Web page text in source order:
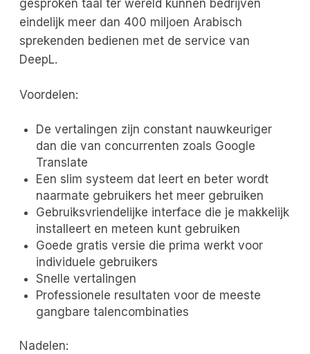
gesproken taal ter wereld kunnen bedrijven
eindelijk meer dan 400 miljoen Arabisch
sprekenden bedienen met de service van
DeepL.
Voordelen:
De vertalingen zijn constant nauwkeuriger
dan die van concurrenten zoals Google
Translate
Een slim systeem dat leert en beter wordt
naarmate gebruikers het meer gebruiken
Gebruiksvriendelijke interface die je makkelijk
installeert en meteen kunt gebruiken
Goede gratis versie die prima werkt voor
individuele gebruikers
Snelle vertalingen
Professionele resultaten voor de meeste
gangbare talencombinaties
Nadelen: